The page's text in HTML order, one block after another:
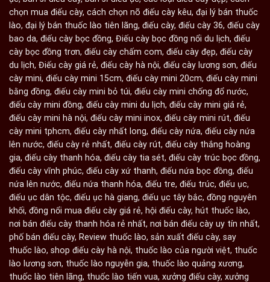
chọn mua điếu cày, cách chọn nõ điếu cày kêu, đại lý bán thuốc
lào, đại lý bán thuốc lào tiên lãng, điếu cày, điếu cày 36, điếu cày
bao da, điếu cày bọc đồng, Điếu cày bọc đồng nổi du lịch, điếu
cày bọc đồng trơn, điếu cày chấm com, điếu cày đẹp, điếu cày
du lịch, Điếu cày giá rẻ, điếu cày hà nội, điếu cày lương sơn, điếu
cày mini, điếu cày mini 15cm, điếu cày mini 20cm, điếu cày mini
bằng đồng, điếu cày mini bỏ túi, điếu cày mini chống đổ nước,
điếu cày mini đồng, điếu cày mini du lịch, điếu cày mini giá rẻ,
điếu cày mini hà nội, điếu cày mini inox, điếu cày mini rút, điếu
cày mini tphcm, điếu cày nhất long, điếu cày nứa, điếu cày nứa
lên nước, điếu cày rẻ nhất, điếu cày rút, điếu cày thắng hoàng
gia, điếu cày thanh hóa, điếu cày tia sét, điếu cày trúc bọc đồng,
điếu cày vĩnh phúc, điếu cày xứ thanh, điếu nứa bọc đồng, điếu
nứa lên nước, điếu nứa thanh hóa, điếu tre, điếu trúc, điếu ục,
điếu ục dân tộc, điếu ục hà giang, điếu ục tây bắc, đồng nguyên
khối, đồng nổi mua điếu cày giá rẻ, hội điếu cày, hút thuốc lào,
nơi bán điếu cày thanh hóa rẻ nhất, nơi bán điếu cày uy tín nhất,
phố bán điếu cày, Review thuốc lào, sản xuất điếu cày, say
thuốc lào, shop điếu cày hà nội, thuốc lào của người việt, thuốc
lào lương sơn, thuốc lào nguyễn gia, thuốc lào quảng xương,
thuốc lào tiên lãng, thuốc lào tiến vua, xưởng điếu cày, xưởng